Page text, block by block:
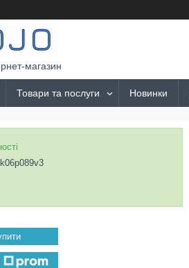
магазин
Товари та послуги Новинки